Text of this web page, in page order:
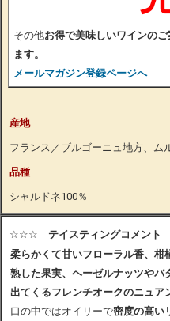
その他お得で美味しいワインの
ます。
メールマガジン登録ページへ
産地
フランス／ブルゴーニュ地方、ム
品種
シャルドネ100％
☆☆☆ テイスティングコメント
柔らかくて甘いフローラル香、柑
熟した果実、ヘーゼルナッツやバ
出てくるフレンチオークのニュア
口の中ではオイリーで密度の高い